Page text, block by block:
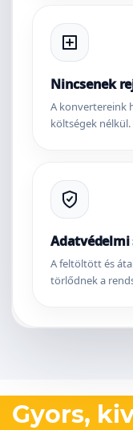
Nincsenek
A konvertereink
költségek nélkül.
A feltöltött és
törlődnek a
Gyors,